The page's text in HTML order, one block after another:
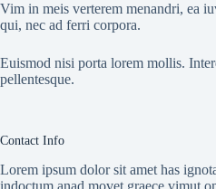
Vim in meis verterem menandri, ea
qui, nec ad ferri corpora.
Euismod nisi porta lorem mollis.
pellentesque.
Contact Info
Lorem ipsum dolor sit amet has
indoctum anad movet graece vimut